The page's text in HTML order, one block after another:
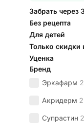
Забрать через
Без рецепта
Для детей
Только скидки
Уценка
Бренд
Эркафарм 2
Акридерм 2
Супрастин 2